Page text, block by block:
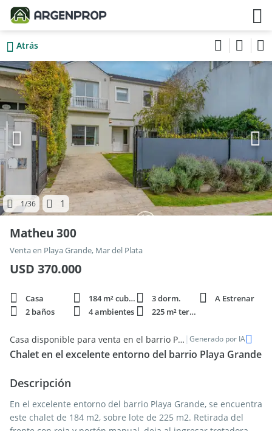
Atrás
1/36 1
Matheu 300
Venta en Playa Grande, Mar del Plata
USD 370.000
Casa 184 m² cubie. 3 dorm.
A Estrenar
2 baños
4 ambientes 225 m² terren.
Casa disponible para venta en el barrio Playa Grande, Mar del Plata | Generado por IA
Chalet en el excelente entorno del barrio Playa Grande
Descripción
En el excelente entorno del barrio Playa Grande, se encuentra
este chalet de 184 m2, sobre lote de 225 m2. Retirada del